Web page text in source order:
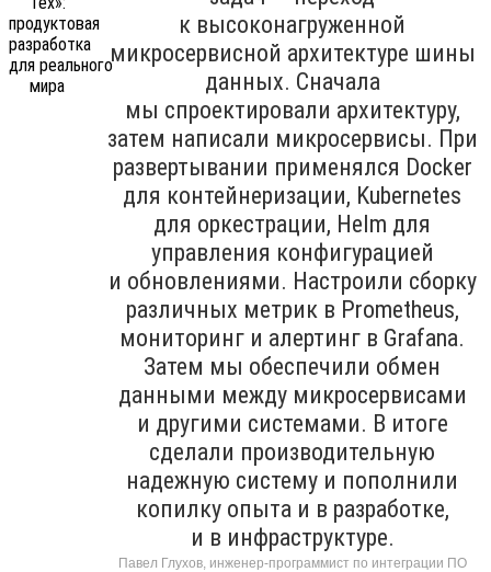
к высоконагруженной
микросервисной архитектуре шины
данных. Сначала
мы спроектировали архитектуру,
затем написали микросервисы. При
развертывании применялся Docker
для контейнеризации, Kubernetes
для оркестрации, Helm для
управления конфигурацией
и обновлениями. Настроили сборку
различных метрик в Prometheus,
мониторинг и алертинг в Grafana.
Затем мы обеспечили обмен
данными между микросервисами
и другими системами. В итоге
сделали производительную
надежную систему и пополнили
копилку опыта и в разработке,
и в инфраструктуре.
Павел Глухов, инженер-программист по интеграции ПО